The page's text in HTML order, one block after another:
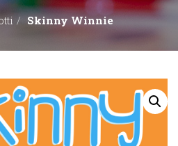
Skinny Winnie